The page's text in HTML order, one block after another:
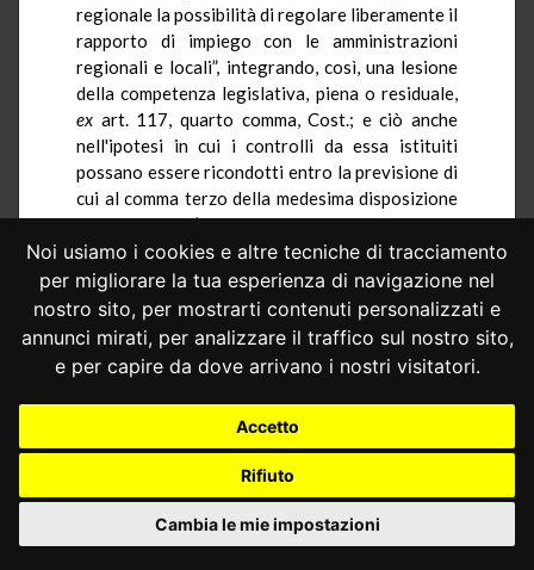
Noi usiamo i cookies e altre tecniche di tracciamento
per migliorare la tua esperienza di navigazione nel
nostro sito, per mostrarti contenuti personalizzati e
annunci mirati, per analizzare il traffico sul nostro sito,
e per capire da dove arrivano i nostri visitatori.
Accetto
Rifiuto
Cambia le mie impostazioni
regionale la possibilità di regolare liberamente il
rapporto di impiego con le amministrazioni
regionali e locali”, integrando, così, una lesione
della competenza legislativa, piena o residuale,
ex art. 117, quarto comma, Cost.; e ciò anche
nell'ipotesi in cui i controlli da essa istituiti
possano essere ricondotti entro la previsione di
cui al comma terzo della medesima disposizione
costituzionale (nella specie, «armonizzazione dei
bilanci pubblici e coordinamento della finanza
pubblica»). Infatti, nel caso in esame,
risulterebbe comunque travalicata la misura
della disciplina del solo “nucleo essenziale del
contenuto normativo” (Corte cost.,
sentenza n.
482 del 1995),
coessenziale alla normazione di
principio caratterizzata da un “livello di
maggiore astrattezza” rispetto alle regole
positivamente stabilite dal legislatore regionale
sentenza n. 65 del 2001
altrimenti – anche a voler ammettere che lo
Stato possa, in materia di legislazione